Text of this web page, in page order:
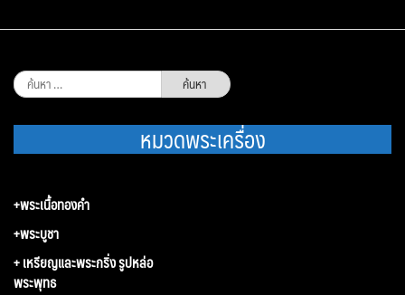
ค้นหา
สำหรับ:
หมวดพระเครื่อง
+พระเนื้อทองคำ
+พระบูชา
+ เหรียญและพระกริ่ง รูปหล่อ
พระพุทธ